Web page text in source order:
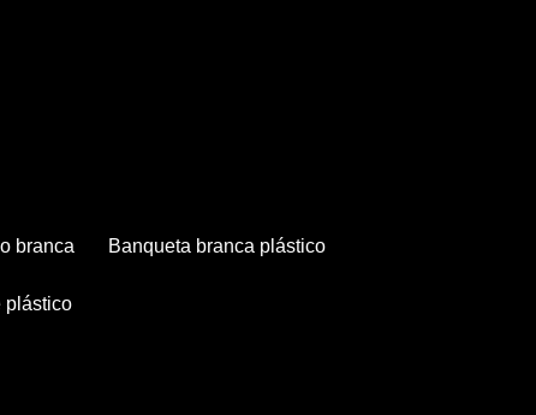
branca banqueta branca plástico
plástico